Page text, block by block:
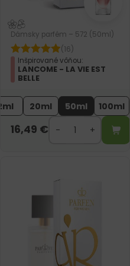
Dámsky parfém – 572 (50ml)
(16)
Inšpirované vôňou:
LANCOME - LA VIE EST
BELLE
2ml 20ml 50ml 100ml
16,49 €